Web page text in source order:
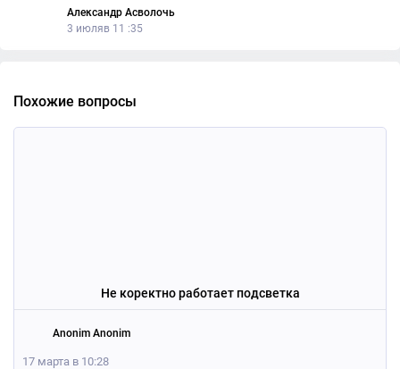
Александр Асволочь
3 июляв 11 :35
Похожие вопросы
Не коректно работает подсветка
Anonim Anonim
17 марта в 10:28